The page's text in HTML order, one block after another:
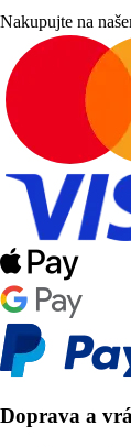
Nakupujte na
Doprava a